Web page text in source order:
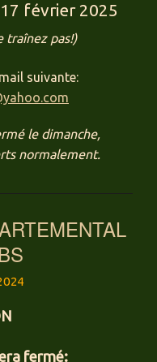
février 2025
traînez pas!)
suivante:
le dimanche,
normalement.
fermé: